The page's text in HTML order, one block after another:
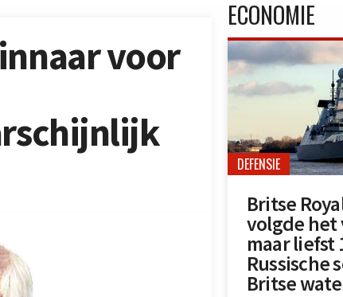
voor
ECONOMIE
DEFENSIE
Britse
volgde het
maar liefst
Russische
Britse